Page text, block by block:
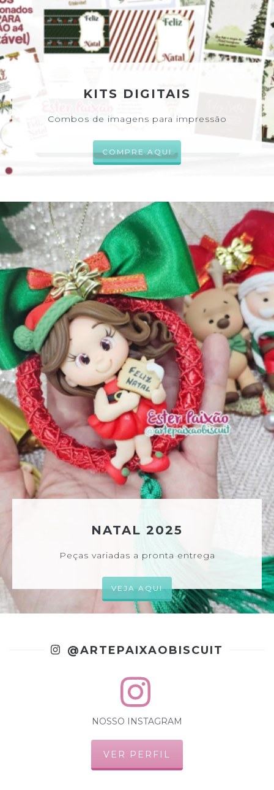
KITS DIGITAIS
Combos de imagens para impressão
COMPRE AQUI
NATAL 2025
Peças variadas a pronta entrega
VEJA AQUI
@ARTEPAIXAOBISCUIT
NOSSO INSTAGRAM
VER PERFIL